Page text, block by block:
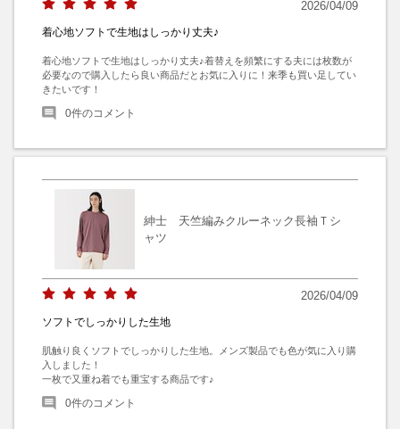
2026/04/09
着心地ソフトで生地はしっかり丈夫♪
着心地ソフトで生地はしっかり丈夫♪着替えを頻繁にする夫には枚数が
必要なので購入したら良い商品だとお気に入りに！来季も買い足してい
きたいです！
0件のコメント
紳士 天竺編みクルーネック長袖Ｔシ
ャツ
2026/04/09
ソフトでしっかりした生地
肌触り良くソフトでしっかりした生地。メンズ製品でも色が気に入り購
入しました！
一枚で又重ね着でも重宝する商品です♪
0件のコメント